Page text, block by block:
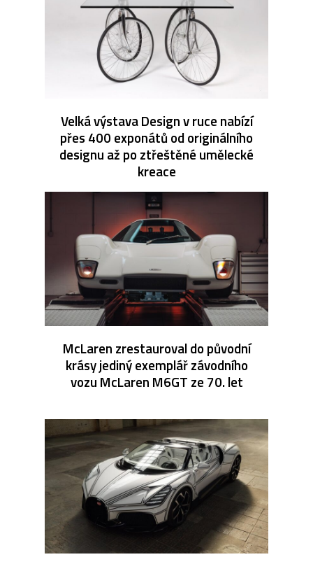
Velká výstava Design v ruce nabízí
přes 400 exponátů od originálního
designu až po ztřeštěné umělecké
kreace
McLaren zrestauroval do původní
krásy jediný exemplář závodního
vozu McLaren M6GT ze 70. let